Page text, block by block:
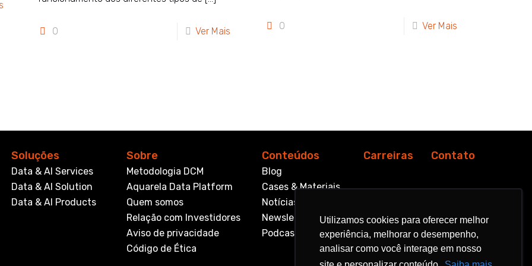
Utilizamos cookies para oferecer melhor
experiência, melhorar o desempenho,
analisar como você interage em nosso
Utilizamos cookies para oferecer melhor
experiência, melhorar o desempenho,
analisar como você interage em nosso
0 Ver Mais 0 Ver Mais
Soluções
Data & AI Services
Data & AI Solution
Data & AI Products
Sobre
Metodologia DCM
Aquarela Data Platform
Quem somos
Relação com Investidores
Aviso de privacidade
Código de Ética
Conteúdos
Blog
Cases & Materiais
Notícias
Newsletter
Podcast
Carreiras Contato